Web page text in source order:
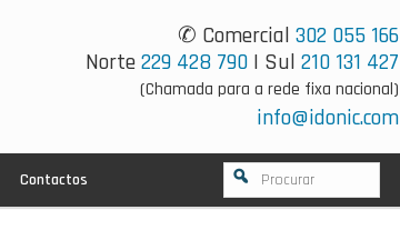
✆ Comercial 302 055 166
Norte229 428 790 | Sul 210 131 427
(Chamada para a rede fixa nacional)
info@idonic.com
Contactos